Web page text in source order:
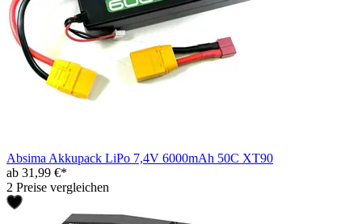
Absima Akkupack LiPo 7,4V 6000mAh 50C XT90
ab 31,99 €*
2 Preise vergleichen